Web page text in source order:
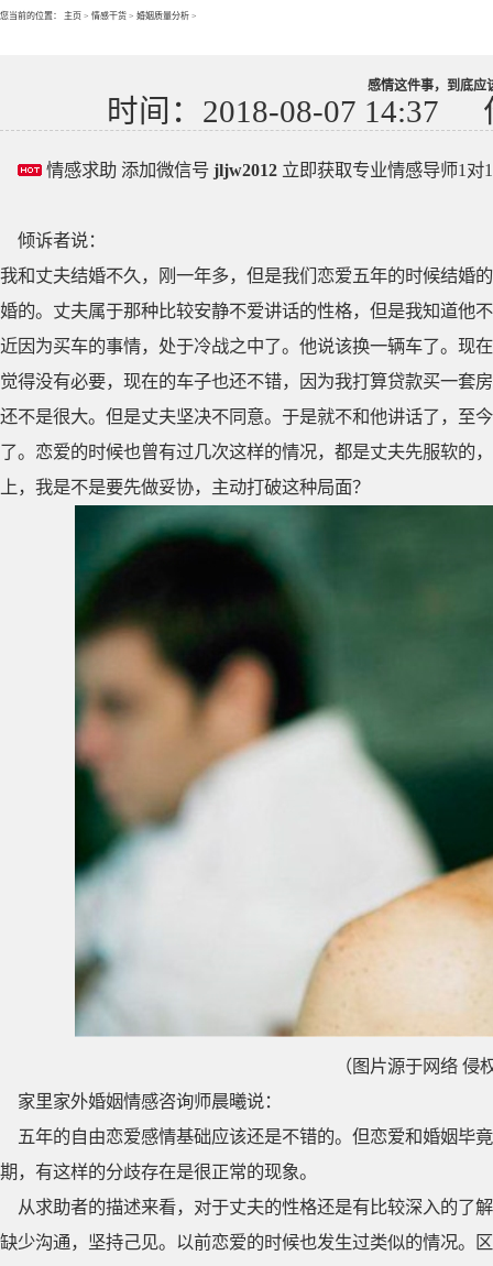
您当前的位置： 主页 > 情感干货 > 婚姻质量分析 >
感情这件事，到底应
时间：2018-08-07 14:37
情感求助 添加微信号 jljw2012 立即获取专业情感导师1对
倾诉者说：
我和丈夫结婚不久，刚一年多，但是我们恋爱五年的时候结婚
婚的。丈夫属于那种比较安静不爱讲话的性格，但是我知道他
近因为买车的事情，处于冷战之中了。他说该换一辆车了。现
觉得没有必要，现在的车子也还不错，因为我打算贷款买一套
还不是很大。但是丈夫坚决不同意。于是就不和他讲话了，至
了。恋爱的时候也曾有过几次这样的情况，都是丈夫先服软的
上，我是不是要先做妥协，主动打破这种局面？
（图片源于网络 侵
家里家外婚姻情感咨询师晨曦说：
五年的自由恋爱感情基础应该还是不错的。但恋爱和婚姻毕
期，有这样的分歧存在是很正常的现象。
从求助者的描述来看，对于丈夫的性格还是有比较深入的了
缺少沟通，坚持己见。以前恋爱的时候也发生过类似的情况。